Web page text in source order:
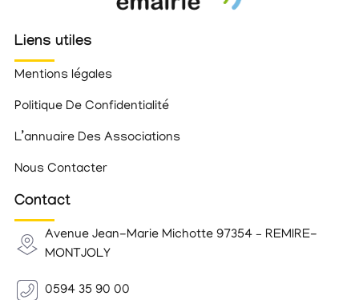
Liens utiles
Mentions légales
Politique De Confidentialité
L’annuaire Des Associations
Nous Contacter
Contact
Avenue Jean-Marie Michotte 97354 – REMIRE-
MONTJOLY
0594 35 90 00